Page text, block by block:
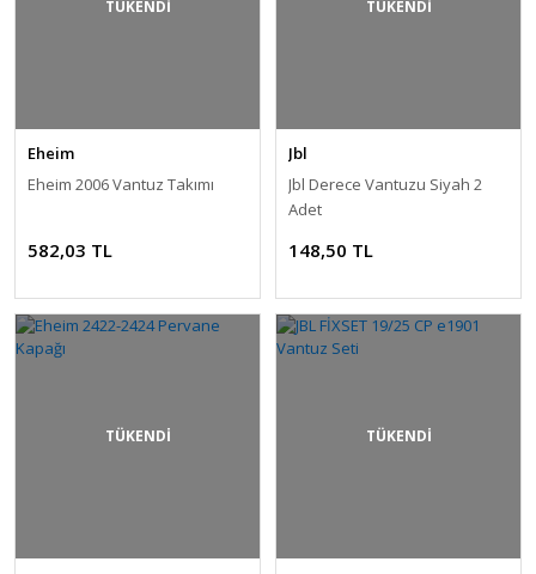
TÜKENDİ
Eheim
Eheim 2006 Vantuz Takımı
582,03 TL
TÜKENDİ
Jbl
Jbl Derece Vantuzu Siyah 2
Adet
148,50 TL
TÜKENDİ TÜKENDİ